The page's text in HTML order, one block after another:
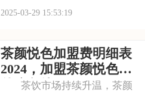
品牌般令人心动？接下来，让
盟需要多少钱，加盟古茗奶茶
店大约几万元的具体分析！希
望对你有所帮助~
2025-03-29 15:53:19
茶颜悦色加盟费明细表
2024，加盟茶颜悦色有
什么条件
茶饮市场持续升温，茶颜